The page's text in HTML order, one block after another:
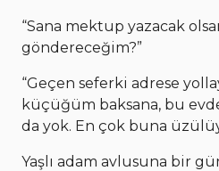
“Sana mektup yazacak
göndereceğim?”
“Geçen seferki adrese
küçüğüm baksana, bu
da yok. En çok buna
Yaşlı adam avlusuna bir